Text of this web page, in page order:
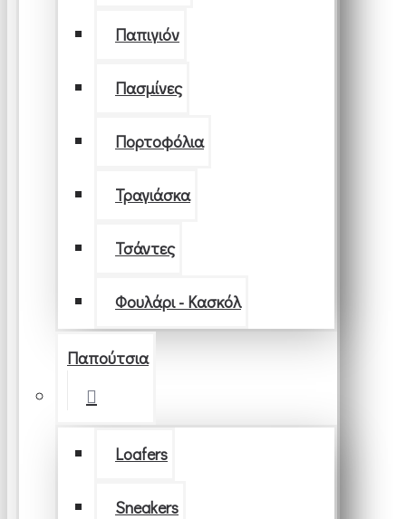
Παπιγιόν
Πασμίνες
Πορτοφόλια
Τραγιάσκα
Τσάντες
Φουλάρι - Κασκόλ
Παπούτσια
Loafers
Sneakers